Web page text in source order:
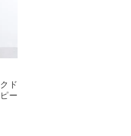
ド
ー